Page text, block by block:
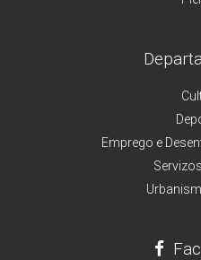
Emprego e